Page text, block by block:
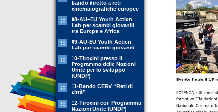
bando diretto a reti
cinematografiche europee
08-AU–EU Youth Action
Lab per scambi giovanili
tra Europa e Africa
09-AU-EU Youth Action
Lab per scambi giovanili
10-Tirocini presso il
Programma delle Nazioni
Unite per lo sviluppo
(UNDP)
11-Bando CERV “Reti di
città”
12-Tirocini con Programma
Nazioni Unite (UNDP)